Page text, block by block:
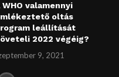
WHO valamennyi
oltás
leállítását
2022 végéig?
9, 2021